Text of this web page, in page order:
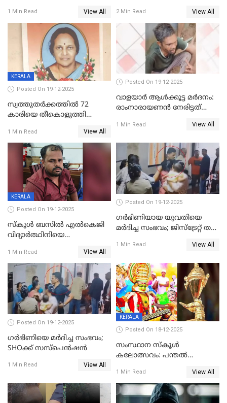
1 Min Read View All
അംഗ സംഘമെന്ന് വിവരം
2 Min Read View All
KERALA
Posted On 19-12-2025
സ്വത്തുതര്‍ക്കത്തില്‍ 72
കാരിയെ തീകൊളുത്തി
ക്രൂരകൊലപാതകത്തില്‍
സഹോദരിപുത്രന് ജീവപര്യന്തം
1 Min Read View All
Posted On 19-12-2025
വാളയാർ ആൾക്കൂട്ട മർദനം:
രാംനാരായണൻ നേരിട്ടത്
നാൽപ്പതിലേറെ
റിപ്പോർട്ട്
1 Min Read View All
KERALA
Posted On 19-12-2025
സ്കൂൾ ബസിൽ എൽകെജി
വിദ്യാര്‍ത്ഥിനിയെ
ക്ലീനര്‍ പിടിയിൽ
1 Min Read View All
Posted On 19-12-2025
ഗര്‍ഭിണിയായ യുവതിയെ
മര്‍ദിച്ച സംഭവം; ജിസ്‌ട്രേറ്റ് തല
യുവതി
1 Min Read View All
Posted On 19-12-2025
ഗര്‍ഭിണിയെ മർദിച്ച സംഭവം;
SHOക്ക് സസ്പെൻഷൻ
1 Min Read View All
KERALA
Posted On 18-12-2025
സംസ്ഥാന സ്കൂൾ
കലോത്സവം: പന്തൽ
1 Min Read View All